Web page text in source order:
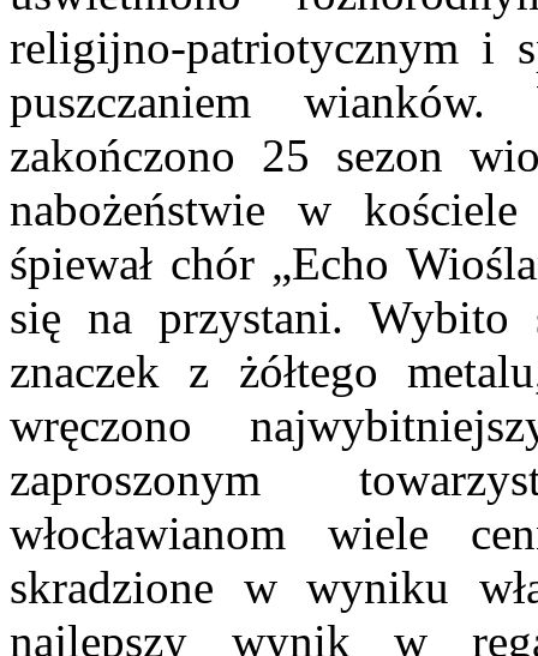
religijno-patriotycznym i
puszczaniem
zakończono 25 sezon
nabożeństwie w
śpiewał chór „Echo
się na przystani. Wybito
znaczek z żółtego
wręczono
zaproszonym
włocławianom wiele
skradzione w wyniku
najlepszy wynik w